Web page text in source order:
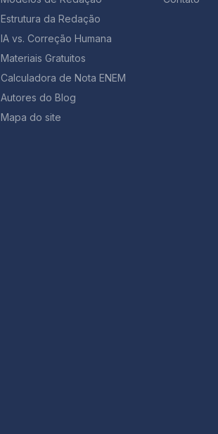
Estrutura da Redação
IA vs. Correção Humana
Materiais Gratuitos
Calculadora de Nota ENEM
Autores do Blog
Mapa do site